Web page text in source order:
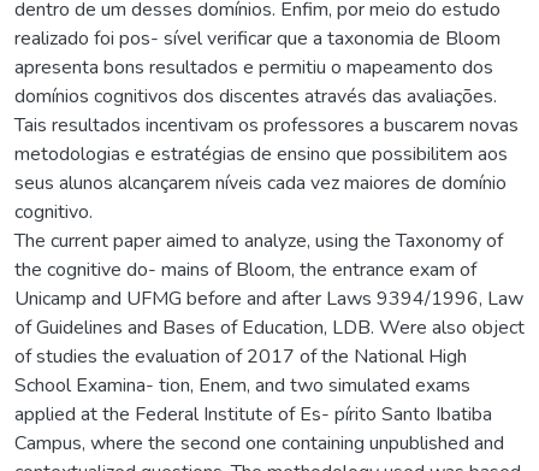
dentro de um desses domínios. Enfim, por meio do estudo
realizado foi pos- sível verificar que a taxonomia de Bloom
apresenta bons resultados e permitiu o mapeamento dos
domínios cognitivos dos discentes através das avaliações.
Tais resultados incentivam os professores a buscarem novas
metodologias e estratégias de ensino que possibilitem aos
seus alunos alcançarem níveis cada vez maiores de domínio
cognitivo.
The current paper aimed to analyze, using the Taxonomy of
the cognitive do- mains of Bloom, the entrance exam of
Unicamp and UFMG before and after Laws 9394/1996, Law
of Guidelines and Bases of Education, LDB. Were also object
of studies the evaluation of 2017 of the National High
School Examina- tion, Enem, and two simulated exams
applied at the Federal Institute of Es- pírito Santo Ibatiba
Campus, where the second one containing unpublished and